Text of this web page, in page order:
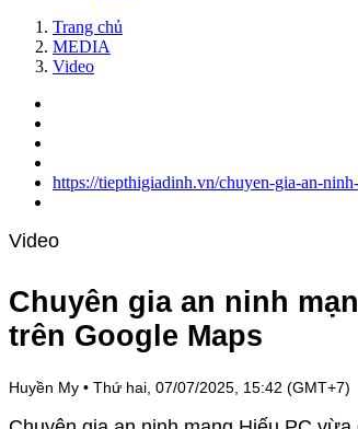
Trang chủ
MEDIA
Video
https://tiepthigiadinh.vn/chuyen-gia-an-
Video
Chuyên gia an ninh
trên Google Maps
Huyền My • Thứ hai, 07/07/2025, 15:42 (GMT+7)